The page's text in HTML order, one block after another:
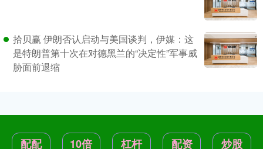
拾贝赢 伊朗否认启动与美国谈判，伊媒：这
是特朗普第十次在对德黑兰的“决定性”军事威
胁面前退缩
配配
10倍
杠杆
配资
炒股